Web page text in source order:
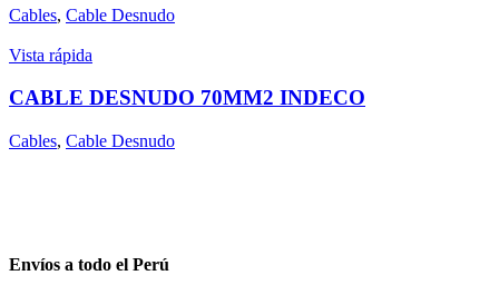
Cables, Cable Desnudo
Vista rápida
CABLE DESNUDO 70MM2 INDECO
Cables, Cable Desnudo
Envíos a todo el Perú